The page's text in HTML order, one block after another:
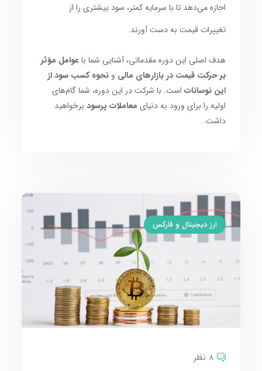
اجازه می‌دهد تا با سرمایه کمتر، سود بیشتری را از
تغییرات قیمت به دست آورند.
هدف اصلی این دوره مقدماتی، آشنایی شما باعوامل مؤثر
بر حرکت قیمت در بازارهای مالی ونحوه کسب سود از
این نوسانات است. با شرکت در این دوره، شما گام‌های
اولیه را برای ورود به دنیای معاملات پرسود برخواهید
داشت.
ارز دیجیتال و فارکس
8 نظر